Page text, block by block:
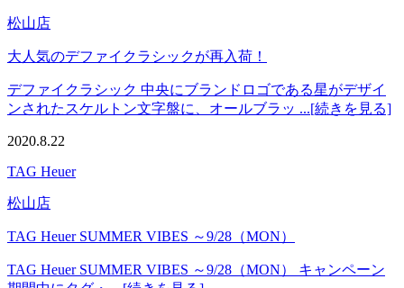
松山店
大人気のデファイクラシックが再入荷！
デファイクラシック 中央にブランドロゴである星がデザイ
ンされたスケルトン文字盤に、オールブラッ ...[続きを見る]
2020.8.22
TAG Heuer
松山店
TAG Heuer SUMMER VIBES ～9/28（MON）
TAG Heuer SUMMER VIBES ～9/28（MON） キャンペーン